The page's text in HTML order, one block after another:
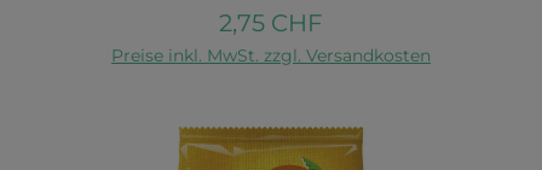
in kJ 1580 / kcal 370Fett in g 0 davon gesättigte
Fettsäuren in g 0Kohlenhydrate in g 93 davon Zucker
in g 88,5Eiweiß in g 0 Salz in g 0
Regulärer Preis:
2,75 CHF
Preise inkl. MwSt. zzgl. Versandkosten
In den Warenkorb